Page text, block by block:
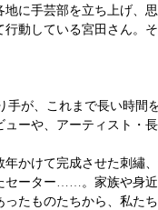
に手芸部を立ち上げ、
動している宮田さん。
が、これまで長い時間
ーや、アーティスト・
かけて完成させた刺繡
セーター……。家族や身
たものたちから、私た